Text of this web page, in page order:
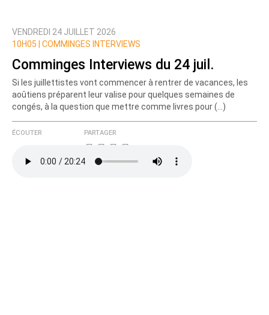
Nom
Courriel (non publié)
Ajoutez votre commentaire ici
VENDREDI 24 JUILLET 2026
10H05 |
COMMINGES INTERVIEWS
Comminges Interviews du 24 juil.
Si les juillettistes vont commencer à rentrer de vacances, les
aoûtiens préparent leur valise pour quelques semaines de
congés, à la question que mettre comme livres pour (…)
ÉCOUTER PARTAGER